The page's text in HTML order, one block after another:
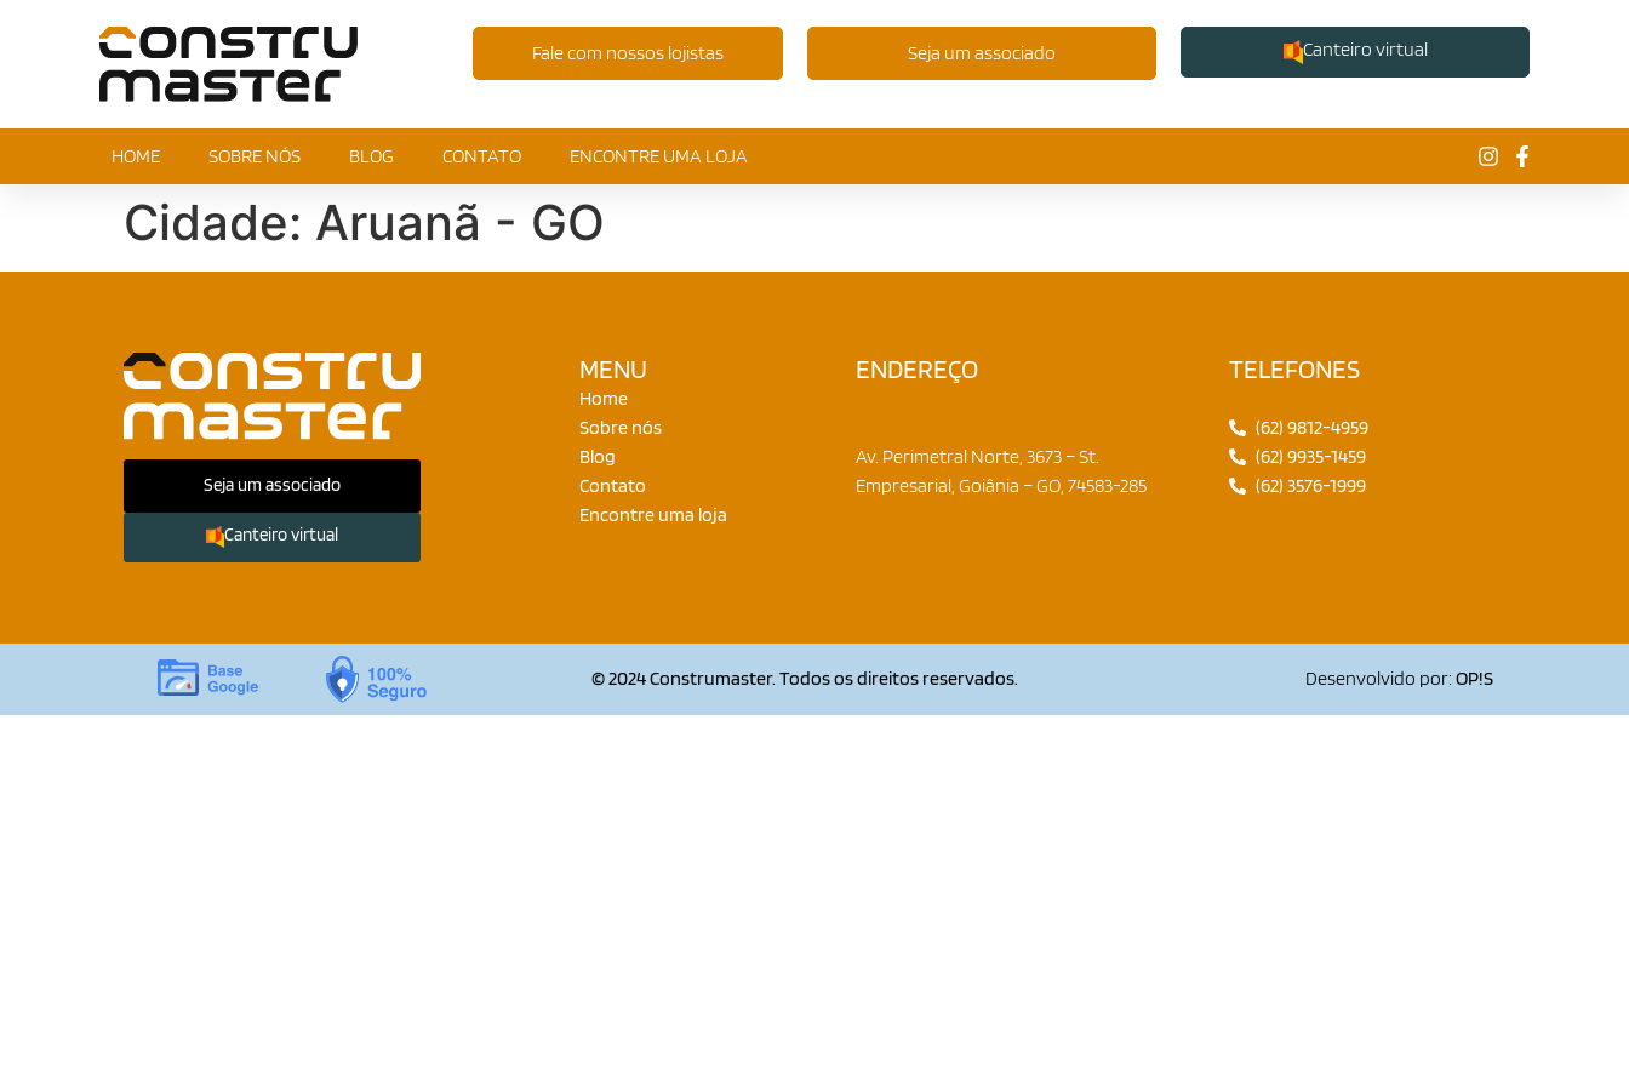
Fale com nossos lojistas Seja um associado Canteiro virtual
HOME SOBRE NÓS BLOG CONTATO ENCONTRE UMA LOJA
Cidade: Aruanã - GO
Seja um associado
Canteiro virtual
MENU
Home
Sobre nós
Blog
Contato
Encontre uma loja
ENDEREÇO
Av. Perimetral Norte, 3673 – St.
Empresarial, Goiânia – GO, 74583-285
TELEFONES
(62) 9812-4959
(62) 9935-1459
(62) 3576-1999
© 2024 Construmaster. Todos os direitos reservados. Desenvolvido por: OP!S